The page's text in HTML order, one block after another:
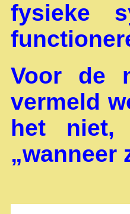
fysieke
Voor de
vermeld
het niet,
„wanneer